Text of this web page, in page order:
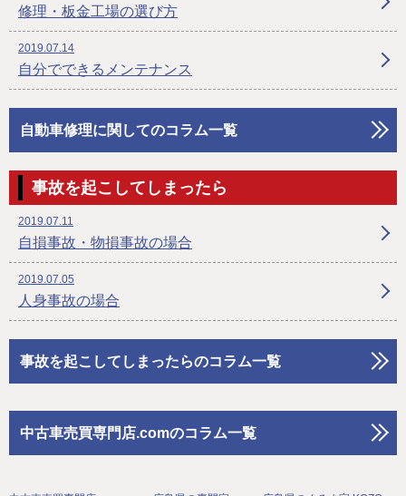
修理・板金工場の選び方
2019.07.14
自分でできるメンテナンス
自動車修理に関してのコラム一覧
事故を起こしてしまったら
2019.07.11
自損事故・物損事故の場合
2019.07.05
人身事故の場合
事故を起こしてしまったらのコラム一覧
中古車売買専門店.comのコラム一覧